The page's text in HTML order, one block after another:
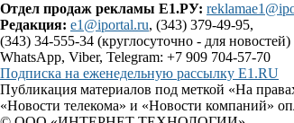
Отдел продаж рекламы Е1.РУ:
Редакция: e1@iportal.ru, (343) 379-49-95,
(343) 34-555-34 (круглосуточно - для новостей)
WhatsApp, Viber, Telegram: +7 909 704-57-70
Подписка на еженедельную рассылку E1.RU
Публикация материалов под меткой «На
«Новости телекома» и «Новости компаний»